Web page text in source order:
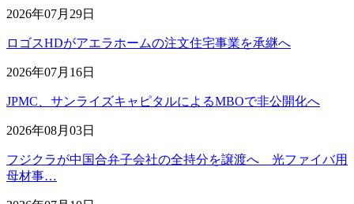
2026年07月29日
ロゴスHDがアエラホームの注文住宅事業を承継へ
2026年07月16日
JPMC、サンライズキャピタルによるMBOで非公開化へ
2026年08月03日
フジクラが中国合弁子会社の全持分を譲渡へ 光ファイバ用
母材事…